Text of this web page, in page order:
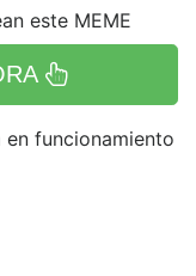
este MEME
funcionamiento